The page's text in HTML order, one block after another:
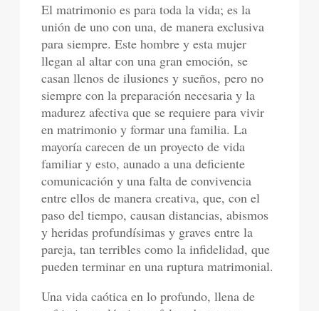
El matrimonio es para toda la vida; es la
unión de uno con una, de manera exclusiva
para siempre. Este hombre y esta mujer
llegan al altar con una gran emoción, se
casan llenos de ilusiones y sueños, pero no
siempre con la preparación necesaria y la
madurez afectiva que se requiere para vivir
en matrimonio y formar una familia. La
mayoría carecen de un proyecto de vida
familiar y esto, aunado a una deficiente
comunicación y una falta de convivencia
entre ellos de manera creativa, que, con el
paso del tiempo, causan distancias, abismos
y heridas profundísimas y graves entre la
pareja, tan terribles como la infidelidad, que
pueden terminar en una ruptura matrimonial.
Una vida caótica en lo profundo, llena de